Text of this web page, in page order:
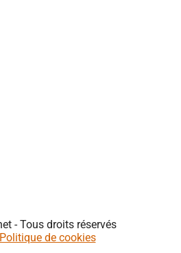
- Tous droits réservés
Politique de cookies